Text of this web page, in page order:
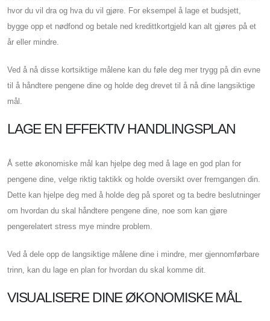
hvor du vil dra og hva du vil gjøre. For eksempel å lage et budsjett,
bygge opp et nødfond og betale ned kredittkortgjeld kan alt gjøres på et
år eller mindre.
Ved å nå disse kortsiktige målene kan du føle deg mer trygg på din evne
til å håndtere pengene dine og holde deg drevet til å nå dine langsiktige
mål.
LAGE EN EFFEKTIV HANDLINGSPLAN
Å sette økonomiske mål kan hjelpe deg med å lage en god plan for
pengene dine, velge riktig taktikk og holde oversikt over fremgangen din.
Dette kan hjelpe deg med å holde deg på sporet og ta bedre beslutninger
om hvordan du skal håndtere pengene dine, noe som kan gjøre
pengerelatert stress mye mindre problem.
Ved å dele opp de langsiktige målene dine i mindre, mer gjennomførbare
trinn, kan du lage en plan for hvordan du skal komme dit.
VISUALISERE DINE ØKONOMISKE MÅL